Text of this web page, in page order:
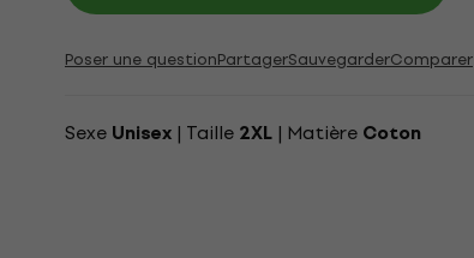
Poser une questionPartagerSauvegarderComparer
Sexe Unisex | Taille 2XL | Matière Coton